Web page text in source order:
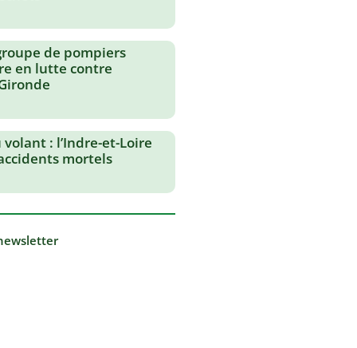
de pompiers
en lutte contre
: l’Indre-et-Loire
mortels